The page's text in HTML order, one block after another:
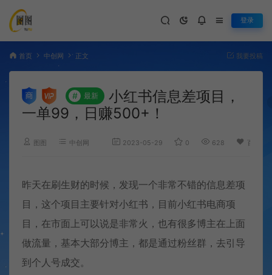
登录
首页 中创网 正文 我要投稿
# 最新
小红书信息差项目，
一单99，日赚500+！
图图 中创网 2023-05-29 0 628 百度已
昨天在刷生财的时候，发现一个非常不错的信息差项
目，这个项目主要针对小红书，目前小红书电商项
目，在市面上可以说是非常火，也有很多博主在上面
做流量，基本大部分博主，都是通过粉丝群，去引导
到个人号成交。